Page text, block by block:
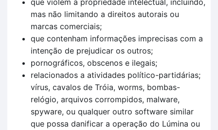
que violem a propriedade intelectual, incluindo,
mas não limitando a direitos autorais ou
marcas comerciais;
que contenham informações imprecisas com a
intenção de prejudicar os outros;
pornográficos, obscenos e ilegais;
relacionados a atividades político-partidárias;
vírus, cavalos de Tróia, worms, bombas-
relógio, arquivos corrompidos, malware,
spyware, ou qualquer outro software similar
que possa danificar a operação do Lúmina ou